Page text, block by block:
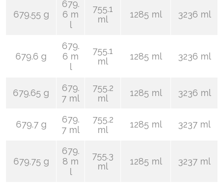
679.55 g
679.
6 m
l
755.1
ml
1285 ml 3236 ml
679.6 g
679.
6 m
l
755.1
ml
1285 ml 3236 ml
679.65 g
679.
7 ml
755.2
ml
1285 ml 3236 ml
679.7 g
679.
7 ml
755.2
ml
1285 ml 3237 ml
679.75 g
679.
8 m
l
755.3
ml
1285 ml 3237 ml